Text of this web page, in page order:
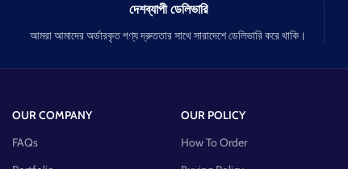
দেশব্যাপী ডেলিভারি
আমরা আমাদের অর্ডারকৃত পণ্য দ্রুততার সাথে সারাদেশে ডেলিভারি করে থাকি।
OUR COMPANY
FAQs
OUR POLICY
How To Order